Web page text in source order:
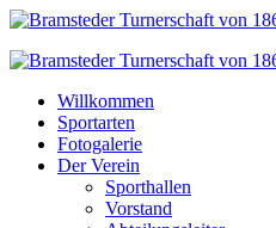
Zum
springen
Willkommen
Sportarten
Fotogalerie
Der Verein
Sporthallen
Vorstand